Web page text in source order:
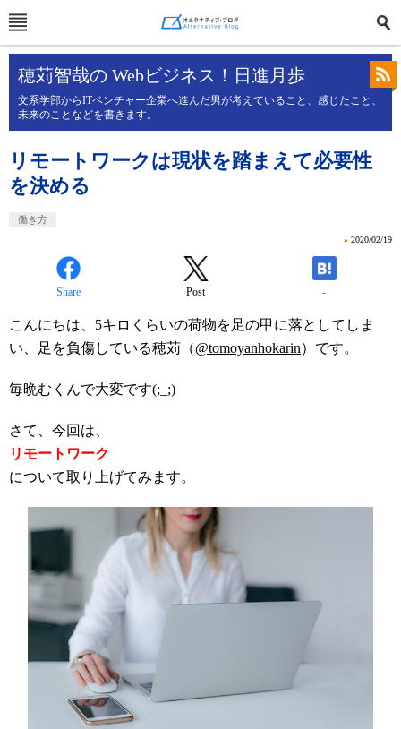
穂苅智哉の Webビジネス！日進月歩
文系学部からITベンチャー企業へ進んだ男が考えていること、感じたこと、
未来のことなどを書きます。
リモートワークは現状を踏まえて必要性
を決める
働き方
» 2020/02/19
Share Post -
こんにちは、5キロくらいの荷物を足の甲に落としてしま
い、足を負傷している穂苅（@tomoyanhokarin）です。
毎晩むくんで大変です(;_;)
さて、今回は、
リモートワーク
について取り上げてみます。